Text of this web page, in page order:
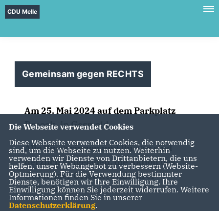
CDU Melle
Gemeinsam gegen RECHTS
Am 25. Mai 2024 auf dem Parkplatz
Breeck, in Gesmold.
Alle Bürgerinnen und Bürger sind
herzlich eingeladen, die Aktion des
Gesmolder Ortsrates mit ihrer
Teilnahme, zu unterstützen!
Die Webseite verwendet Cookies
Diese Webseite verwendet Cookies, die notwendig
sind, um die Webseite zu nutzen. Weiterhin
verwenden wir Dienste von Drittanbietern, die uns
helfen, unser Webangebot zu verbessern (Website-
Optmierung). Für die Verwendung bestimmter
Dienste, benötigen wir Ihre Einwilligung. Ihre
Einwilligung können Sie jederzeit widerrufen. Weitere
Informationen finden Sie in unserer
Datenschutzerklärung.